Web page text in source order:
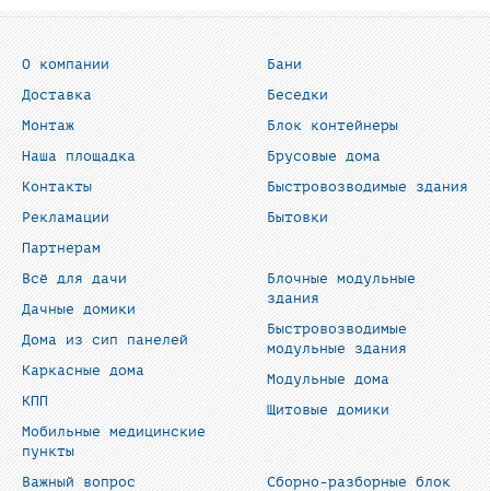
О компании
Доставка
Монтаж
Наша площадка
Контакты
Рекламации
Партнерам
Бани
Беседки
Блок контейнеры
Брусовые дома
Быстровозводимые здания
Бытовки
Всё для дачи
Дачные домики
Дома из сип панелей
Каркасные дома
КПП
Мобильные медицинские
пункты
Блочные модульные
здания
Быстровозводимые
модульные здания
Модульные дома
Щитовые домики
Важный вопрос Сборно-разборные блок